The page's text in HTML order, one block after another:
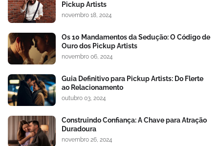
Pickup Artists
novembro 18, 2024
Os 10 Mandamentos da Sedução: O Código de
Ouro dos Pickup Artists
novembro 06, 2024
Guia Definitivo para Pickup Artists: Do Flerte
ao Relacionamento
outubro 03, 2024
Construindo Confiança: A Chave para Atração
Duradoura
novembro 26, 2024